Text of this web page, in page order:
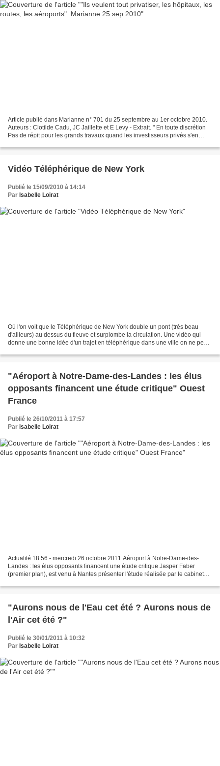
Article publié dans Marianne n° 701 du 25 septembre au 1er octobre 2010.
Auteurs : Clotilde Cadu, JC Jaillette et E Levy - Extrait. " En toute discrétion
Pas de répit pour les grands travaux quand les investisseurs privés s'en
Vidéo Téléphérique de New York
Publié le 15/09/2010 à 14:14
Par Isabelle Loirat
Où l'on voit que le Téléphérique de New York double un pont (très beau
d'ailleurs) au dessus du fleuve et surplombe la circulation. Une vidéo qui
donne une bonne idée d'un trajet en téléphérique dans une ville on ne peut
"Aéroport à Notre-Dame-des-Landes : les élus
opposants financent une étude critique" Ouest
France
Publié le 26/10/2011 à 17:57
Par isabelle Loirat
Actualité 18:56 - mercredi 26 octobre 2011 Aéroport à Notre-Dame-des-
Landes : les élus opposants financent une étude critique Jasper Faber
(premier plan), est venu à Nantes présenter l'étude réalisée par le cabinet
"Aurons nous de l'Eau cet été ? Aurons nous de
l'Air cet été ?"
Publié le 30/01/2011 à 10:32
Par Isabelle Loirat